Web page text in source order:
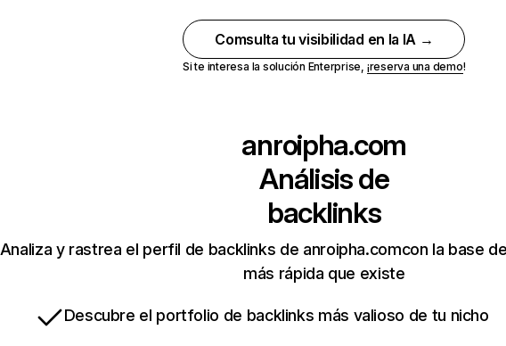
Comsulta tu visibilidad en la IA →
Si te interesa la solución Enterprise, ¡reserva una demo!
anroipha.com
Análisis de
backlinks
Analiza y rastrea el perfil de backlinks de anroipha.comcon la base
más rápida que existe
Descubre el portfolio de backlinks más valioso de tu nicho